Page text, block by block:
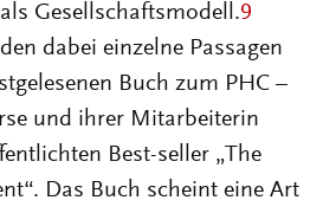
Gesellschaftsmodell.9
dabei einzelne Passagen
Buch zum PHC –
und ihrer Mitarbeiterin
Best-seller „The
Das Buch scheint eine Art